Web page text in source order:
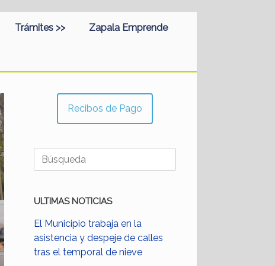
Trámites >> Zapala Emprende
Recibos de Pago
Buscar:
ULTIMAS NOTICIAS
El Municipio trabaja en la
asistencia y despeje de calles
tras el temporal de nieve